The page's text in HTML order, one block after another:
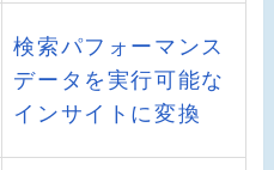
検索パフォーマンス
データを実行可能な
インサイトに変換